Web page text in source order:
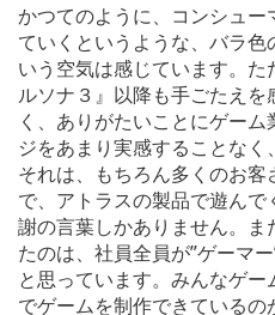
かつてのように、コンシュ
ていくというような、バラ
いう空気は感じています。
ルソナ３』以降も手ごたえ
く、ありがたいことにゲー
ジをあまり実感することなく
それは、もちろん多くのお
で、アトラスの製品で遊ん
謝の言葉しかありません。
たのは、社員全員が”ゲーマ
と思っています。みんなゲ
でゲームを制作できている